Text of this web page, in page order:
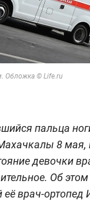
Обложка © Life.ru
пальца
8 мая,
девочки
Об
врач-ортопед